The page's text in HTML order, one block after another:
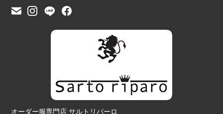
オーダー服専門店 サルトリパーロ